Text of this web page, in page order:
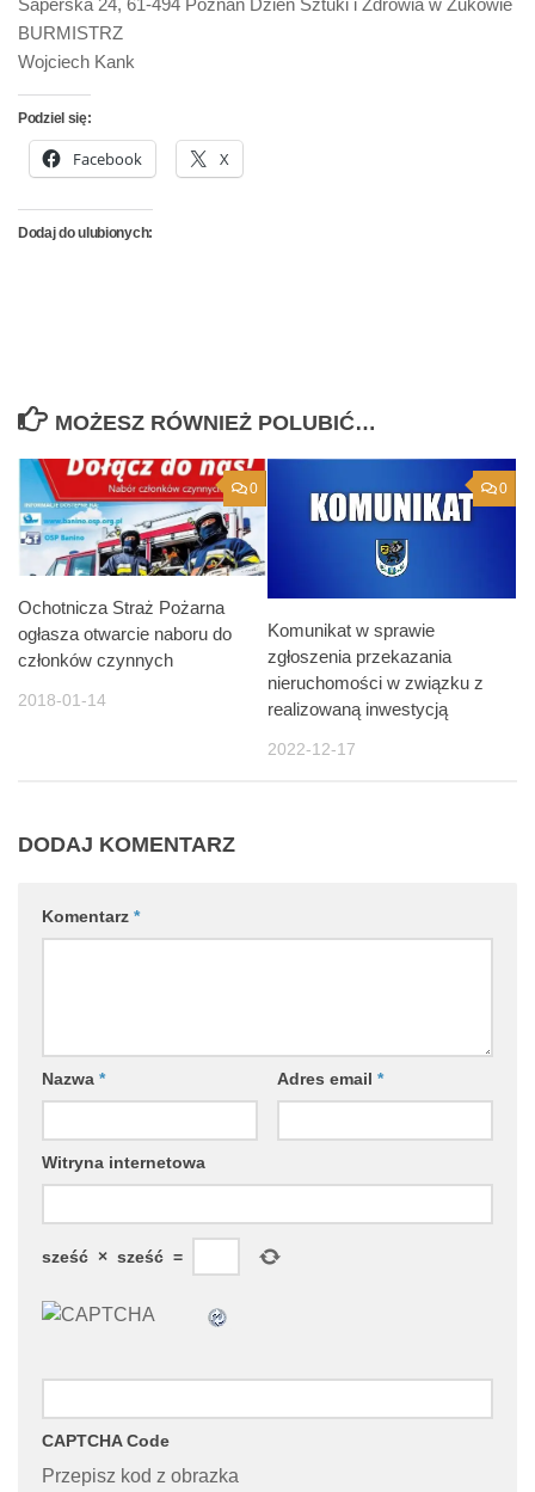
Saperska 24, 61-494 Poznań Dzień Sztuki i Zdrowia w Żukowie
BURMISTRZ
Wojciech Kank
Podziel się:
Facebook X
Dodaj do ulubionych:
MOŻESZ RÓWNIEŻ POLUBIĆ…
0
Ochotnicza Straż Pożarna
ogłasza otwarcie naboru do
członków czynnych
2018-01-14
0
Komunikat w sprawie
zgłoszenia przekazania
nieruchomości w związku z
realizowaną inwestycją
2022-12-17
DODAJ KOMENTARZ
Komentarz *
Nazwa * Adres email *
Witryna internetowa
sześć × sześć =
CAPTCHA Code
Przepisz kod z obrazka